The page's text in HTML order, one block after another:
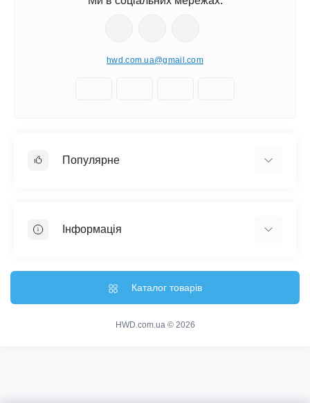
hwd.com.ua@gmail.com
Популярне
Медальниці
Інформація
Про магазин
Гарантія та повернення
Каталог товарів
HWD.com.ua © 2026